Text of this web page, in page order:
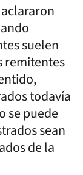
suelen
remitentes
todavía
se puede
sean
de la